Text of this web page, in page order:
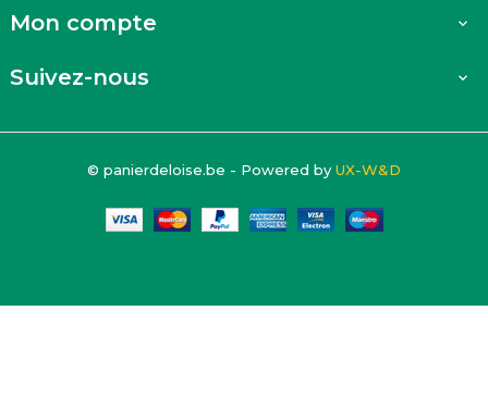
Mon compte 
Suivez-nous 
© panierdeloise.be - Powered by UX-W&D